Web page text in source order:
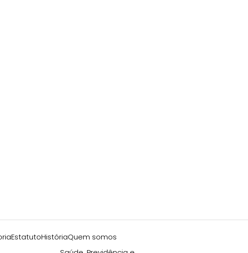
EstatutoHistóriaQuem somos